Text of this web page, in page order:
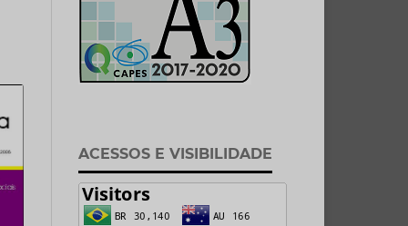
ACESSOS E VISIBILIDADE